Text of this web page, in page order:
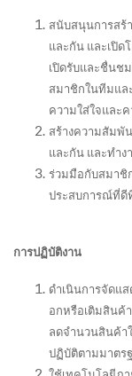
สนับสนุนการสร้
และกัน และเปิด
เปิดรับและชื่นช
สมาชิกในทีมแล
ความใส่ใจและ
สร้างความสัมพั
และกัน และทำง
ร่วมมือกับสมาชิ
ประสบการณ์ที่ดี
การปฏิบัติงาน
ดำเนินการจัดแ
อกหรือเติมสินค้
ลดจำนวนสินค้า
ปฏิบัติตามมาตร